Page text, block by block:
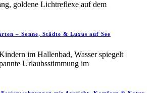
– Sonne, Städte & Luxus auf See